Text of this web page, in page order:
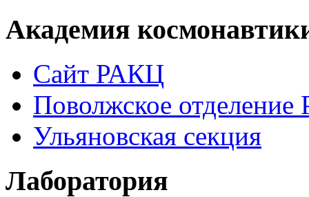
Академия
Сайт РАКЦ
Поволжское
Ульяновская секция
Лаборатория